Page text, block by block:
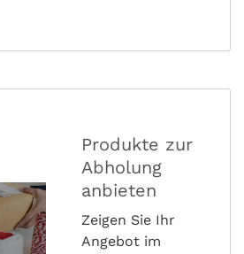
Produkte zur
Abholung
anbieten
Zeigen Sie Ihr
Angebot im